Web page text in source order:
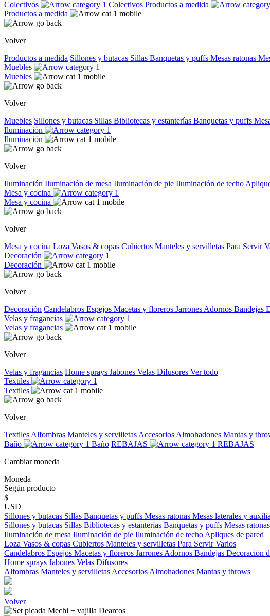
Colectivos Colectivos Productos a medida
Productos a medida
Volver
Productos a medida Sillones y butacas Sillas Banquetas y puffs Mesas ratonas
Muebles
Muebles
Volver
Muebles Sillones y butacas Sillas Bibliotecas y estanterías Banquetas y puffs
Iluminación
Iluminación
Volver
Iluminación Iluminación de mesa Iluminación de pie Iluminación de techo
Mesa y cocina
Mesa y cocina
Volver
Mesa y cocina Loza Vasos & copas Cubiertos Manteles y servilletas Para Servir
Decoración
Decoración
Volver
Decoración Candelabros Espejos Macetas y floreros Jarrones Adornos Bandejas
Velas y fragancias
Velas y fragancias
Volver
Velas y fragancias Home sprays Jabones Velas Difusores Ver todo
Textiles
Textiles
Volver
Textiles Alfombras Manteles y servilletas Accesorios Almohadones Mantas y
Baño
Baño REBAJAS
REBAJAS
Cambiar moneda
Moneda
Según producto
$
USD
Sillones y butacas Sillas Banquetas y puffs Mesas ratonas Mesas laterales y
Sillones y butacas Sillas Bibliotecas y estanterías Banquetas y puffs Mesas ratonas
Iluminación de mesa Iluminación de pie Iluminación de techo Apliques de pared
Loza Vasos & copas Cubiertos Manteles y servilletas Para ServirVarios
Candelabros Espejos Macetas y floreros Jarrones Adornos Bandejas Decoración
Home sprays Jabones Velas Difusores
Alfombras Manteles y servilletas Accesorios Almohadones Mantas y throws
Volver